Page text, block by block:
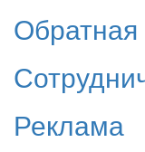
Обратная
Реклама